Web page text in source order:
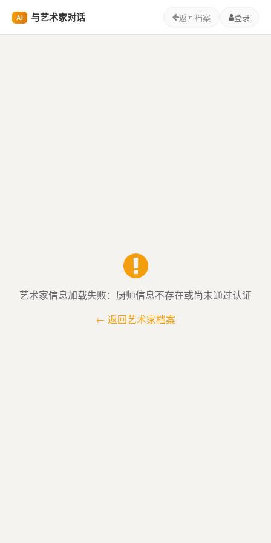
AI 与艺术家对话 返回档案 登录
艺术家信息加载失败：厨师信息不存在或尚未通过认证
← 返回艺术家档案